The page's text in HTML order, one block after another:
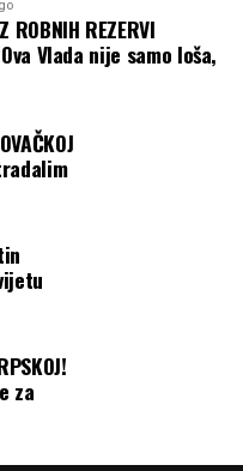
ROBNIH REZERVI
Vlada nije samo loša,
za